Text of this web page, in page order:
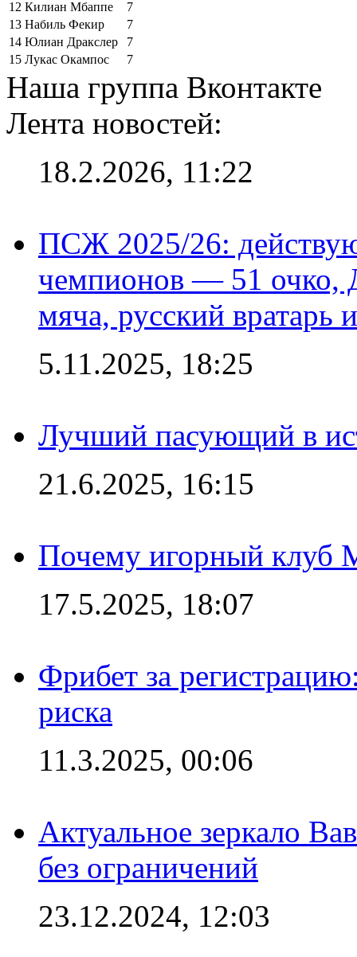
12 Килиан Мбаппе
7
13 Набиль Фекир
7
14 Юлиан Дракслер
7
15 Лукас Окампос 7
Наша группа Вконтакте
Лента новостей:
18.2.2026, 11:22
ПСЖ 2025/26:
чемпионов — 51 очко,
мяча, русский вратарь
5.11.2025, 18:25
Лучший пасующий в
21.6.2025, 16:15
Почему игорный клуб
17.5.2025, 18:07
Фрибет за
риска
11.3.2025, 00:06
Актуальное зеркало
без ограничений
23.12.2024, 12:03